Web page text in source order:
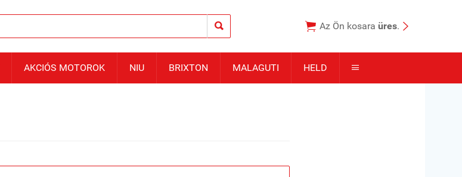
  Az Ön kosara üres. 
AKCIÓS MOTOROK NIU BRIXTON MALAGUTI HELD 